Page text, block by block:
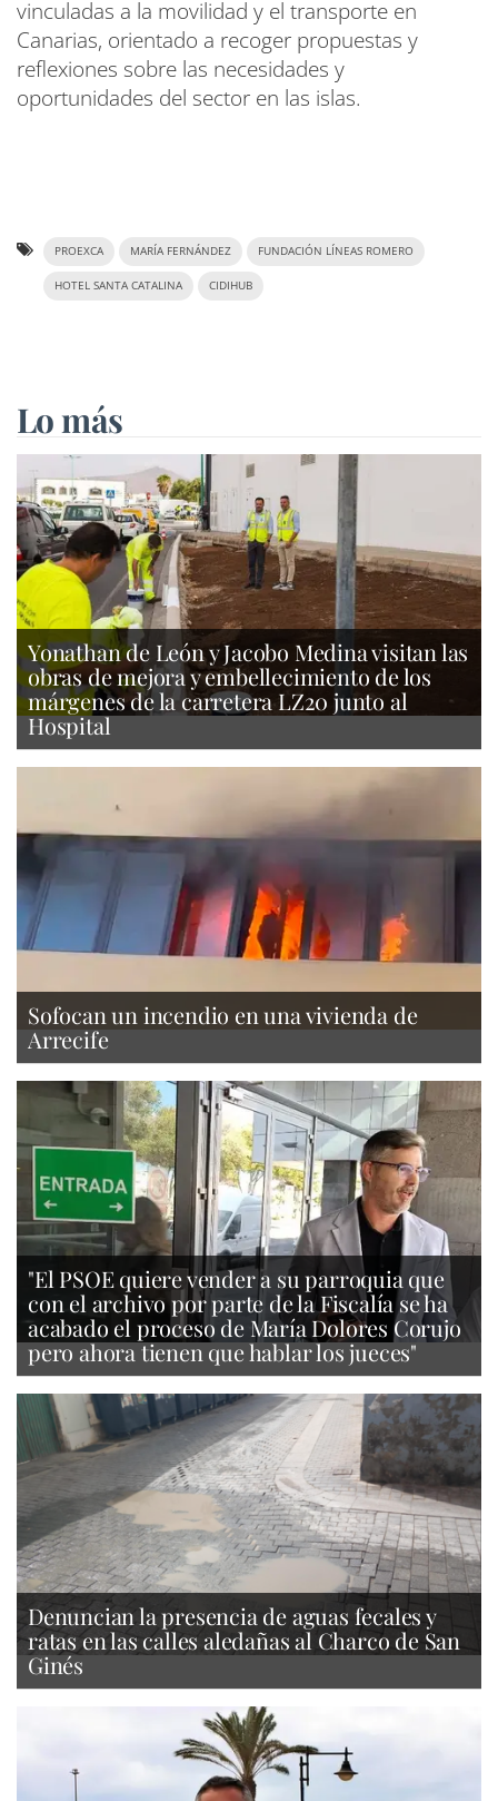
vinculadas a la movilidad y el transporte en
Canarias, orientado a recoger propuestas y
reflexiones sobre las necesidades y
oportunidades del sector en las islas.
PROEXCA MARÍA FERNÁNDEZ FUNDACIÓN LÍNEAS ROMERO
HOTEL SANTA CATALINA CIDIHUB
Lo más
Yonathan de León y Jacobo Medina visitan las
obras de mejora y embellecimiento de los
márgenes de la carretera LZ20 junto al
Hospital
Sofocan un incendio en una vivienda de
Arrecife
"El PSOE quiere vender a su parroquia que
con el archivo por parte de la Fiscalía se ha
acabado el proceso de María Dolores Corujo
pero ahora tienen que hablar los jueces"
Denuncian la presencia de aguas fecales y
ratas en las calles aledañas al Charco de San
Ginés